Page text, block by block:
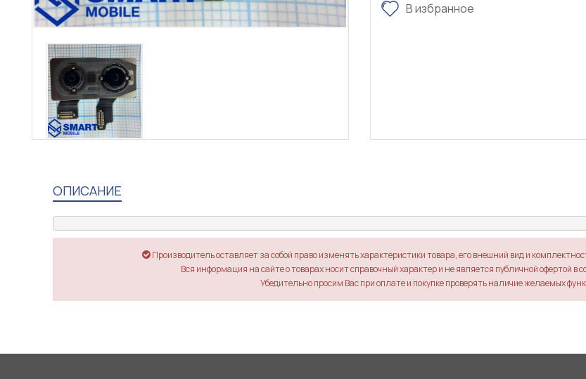
В избранное
ОПИСАНИЕ
Производитель оставляет за собой право изменять характеристики товара, его внешний вид и
Вся информация на сайте о товарах носит справочный характер и не является публичной офертой в
Убедительно просим Вас при оплате и покупке проверять наличие желаемых